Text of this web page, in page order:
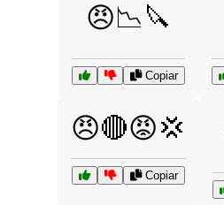
😠📉🔪
Copiar
😠🔴😡💢
Copiar